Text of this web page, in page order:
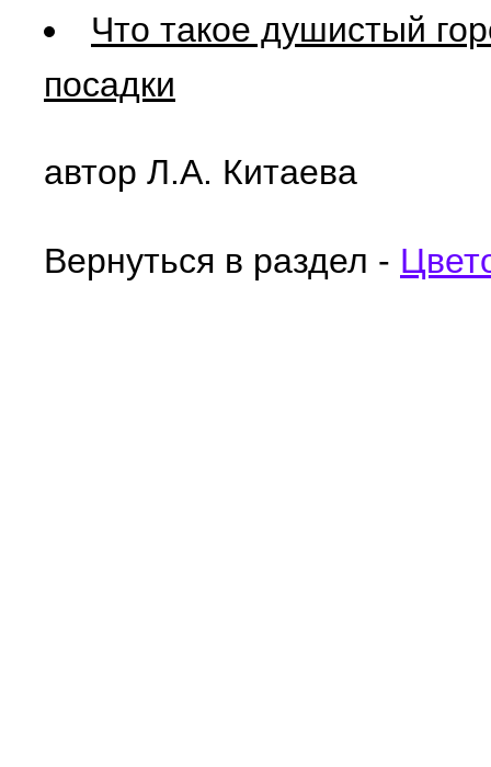
Что такое душистый
посадки
автор Л.А. Китаева
Вернуться в раздел -